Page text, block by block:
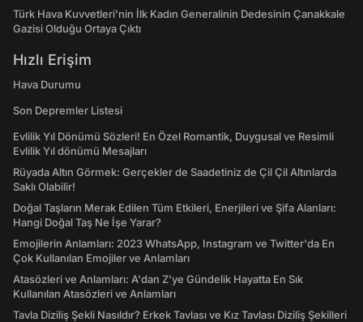
Türk Hava Kuvvetleri'nin İlk Kadın Generalinin Dedesinin Çanakkale
Gazisi Olduğu Ortaya Çıktı
Hızlı Erişim
Hava Durumu
Son Depremler Listesi
Evlilik Yıl Dönümü Sözleri! En Özel Romantik, Duygusal ve Resimli
Evlilik Yıl dönümü Mesajları
Rüyada Altın Görmek: Gerçekler de Saadetiniz de Çil Çil Altınlarda
Saklı Olabilir!
Doğal Taşların Merak Edilen Tüm Etkileri, Enerjileri ve Şifa Alanları:
Hangi Doğal Taş Ne İşe Yarar?
Emojilerin Anlamları: 2023 WhatsApp, Instagram ve Twitter'da En
Çok Kullanılan Emojiler ve Anlamları
Atasözleri ve Anlamları: A'dan Z'ye Gündelik Hayatta En Sık
Kullanılan Atasözleri ve Anlamları
Tavla Diziliş Şekli Nasıldır? Erkek Tavlası ve Kız Tavlası Diziliş Şekilleri